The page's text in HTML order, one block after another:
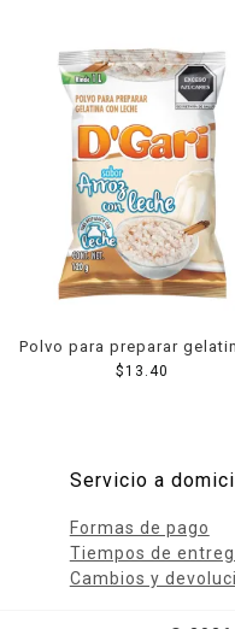
Polvo para preparar
´Gari de leche sabor arroz
$13.40
Servicio a
Formas de pago
Tiempos de
Cambios y